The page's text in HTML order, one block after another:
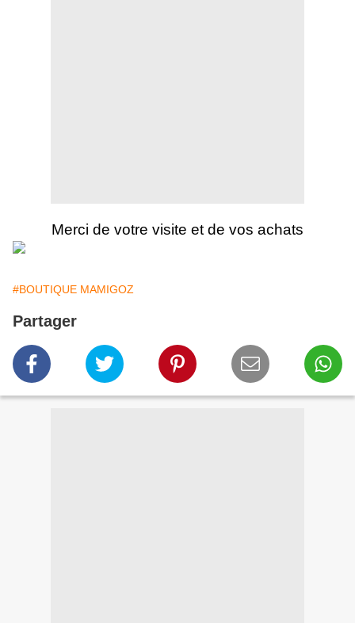
Merci de votre visite et de vos achats
#BOUTIQUE MAMIGOZ
Partager